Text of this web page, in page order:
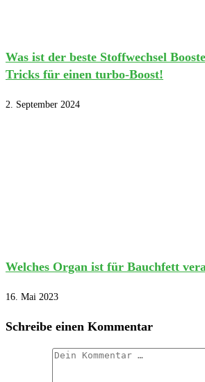
Was ist der beste Stoffwechsel
Tricks für einen turbo-Boost!
2. September 2024
Welches Organ ist für Bauchfett
16. Mai 2023
Schreibe einen Kommentar